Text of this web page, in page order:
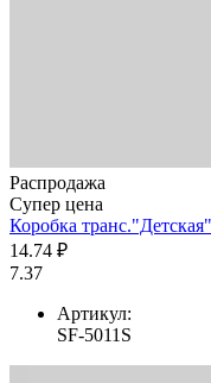
Распродажа
Супер цена
Коробка
14.74 ₽
7.37
Артикул:
SF-5011S